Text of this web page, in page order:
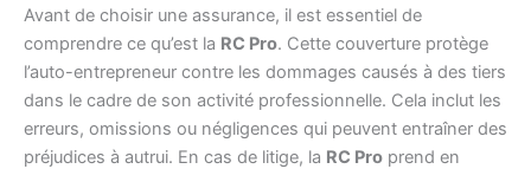
Avant de choisir une assurance, il est essentiel de
comprendre ce qu’est la RC Pro. Cette couverture protège
l’auto-entrepreneur contre les dommages causés à des tiers
dans le cadre de son activité professionnelle. Cela inclut les
erreurs, omissions ou négligences qui peuvent entraîner des
préjudices à autrui. En cas de litige, la RC Pro prend en